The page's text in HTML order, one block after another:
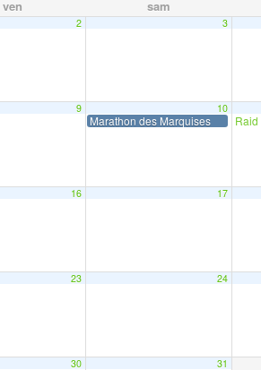
ven sam
2 3
9 10
Marathon des Marquises Raid
16 17
23 24
30 31